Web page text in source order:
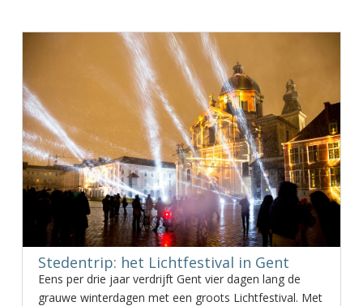
Stedentrip: het Lichtfestival in Gent
Eens per drie jaar verdrijft Gent vier dagen lang de
grauwe winterdagen met een groots Lichtfestival. Met